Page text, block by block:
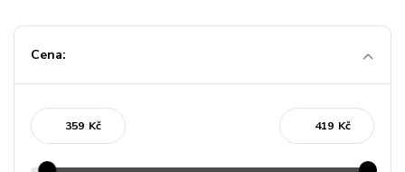
Cena:
Kč Kč